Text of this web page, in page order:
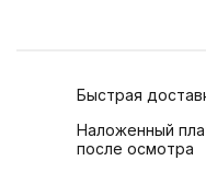
Быстрая
Наложенный
после осмотра